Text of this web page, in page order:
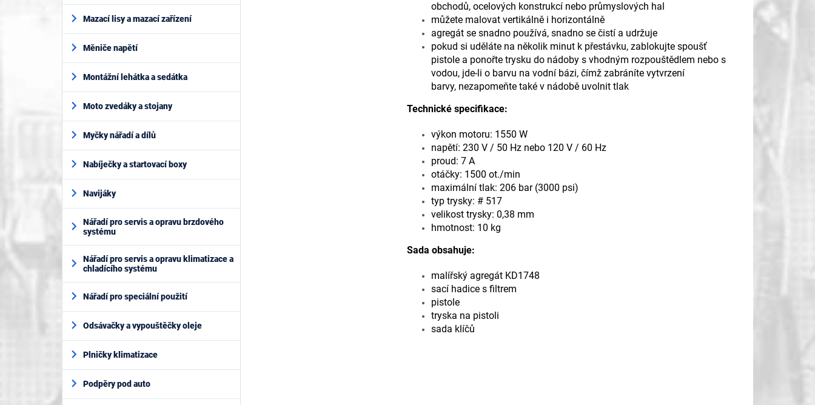
Mazací lisy a mazací zařízení
Měniče napětí
Montážní lehátka a sedátka
Moto zvedáky a stojany
Myčky nářadí a dílů
Nabíječky a startovací boxy
Navijáky
Nářadí pro servis a opravu brzdového
systému
Nářadí pro servis a opravu klimatizace a
chladícího systému
Nářadí pro speciální použití
Odsávačky a vypouštěčky oleje
Plničky klimatizace
Podpěry pod auto
obchodů, ocelových konstrukcí nebo průmyslových hal
můžete malovat vertikálně i horizontálně
agregát se snadno používá, snadno se čistí a udržuje
pokud si uděláte na několik minut k přestávku, zablokujte spoušť
pistole a ponořte trysku do nádoby s vhodným rozpouštědlem nebo s
vodou, jde-li o barvu na vodní bázi, čímž zabráníte vytvrzení
barvy, nezapomeňte také v nádobě uvolnit tlak
Technické specifikace:
výkon motoru: 1550 W
napětí: 230 V / 50 Hz nebo 120 V / 60 Hz
proud: 7 A
otáčky: 1500 ot./min
maximální tlak: 206 bar (3000 psi)
typ trysky: # 517
velikost trysky: 0,38 mm
hmotnost: 10 kg
Sada obsahuje:
malířský agregát KD1748
sací hadice s filtrem
pistole
tryska na pistoli
sada klíčů